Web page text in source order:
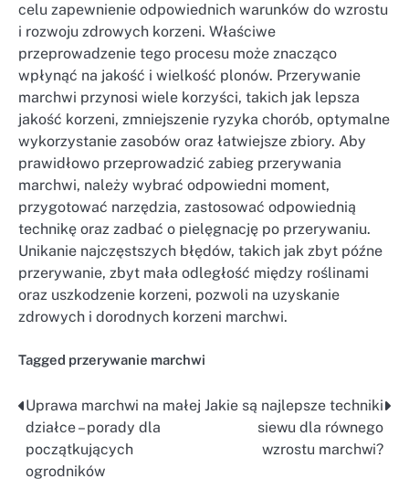
celu zapewnienie odpowiednich warunków do wzrostu
i rozwoju zdrowych korzeni. Właściwe
przeprowadzenie tego procesu może znacząco
wpłynąć na jakość i wielkość plonów. Przerywanie
marchwi przynosi wiele korzyści, takich jak lepsza
jakość korzeni, zmniejszenie ryzyka chorób, optymalne
wykorzystanie zasobów oraz łatwiejsze zbiory. Aby
prawidłowo przeprowadzić zabieg przerywania
marchwi, należy wybrać odpowiedni moment,
przygotować narzędzia, zastosować odpowiednią
technikę oraz zadbać o pielęgnację po przerywaniu.
Unikanie najczęstszych błędów, takich jak zbyt późne
przerywanie, zbyt mała odległość między roślinami
oraz uszkodzenie korzeni, pozwoli na uzyskanie
zdrowych i dorodnych korzeni marchwi.
Tagged przerywanie marchwi
Nawigacja
wpisu
Uprawa marchwi na małej
działce – porady dla
początkujących
ogrodników
Jakie są najlepsze techniki
siewu dla równego
wzrostu marchwi?